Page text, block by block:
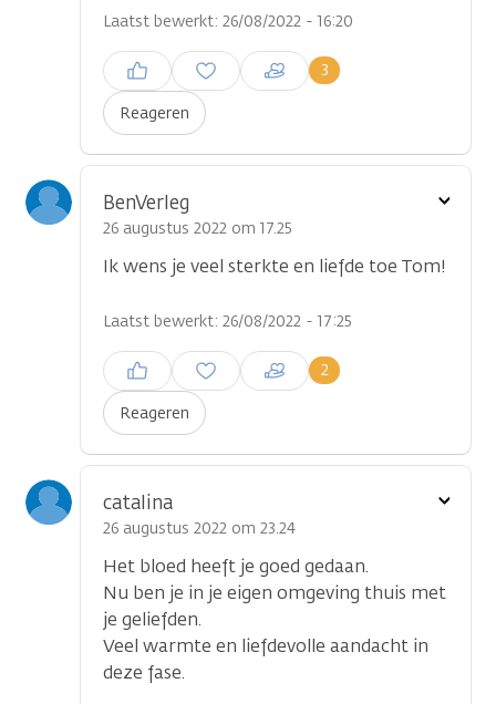
Laatst bewerkt: 26/08/2022 - 16:20
Reageren
3
Inloggen om een reactie te
plaatsen
BenVerleg
26 augustus 2022 om 17.25
Ik wens je veel sterkte en liefde toe Tom!
Laatst bewerkt: 26/08/2022 - 17:25
Reageren
2
Inloggen om een reactie te
plaatsen
Toon
catalina
26 augustus 2022 om 23.24
Het bloed heeft je goed gedaan.
Nu ben je in je eigen omgeving thuis met
je geliefden.
Veel warmte en liefdevolle aandacht in
deze fase.
Toon